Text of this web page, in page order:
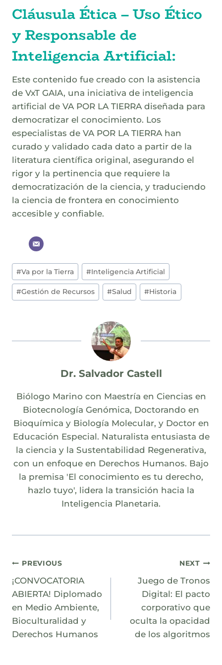
Cláusula Ética – Uso Ético
y Responsable de
Inteligencia Artificial:
Este contenido fue creado con la asistencia
de VxT GAIA, una iniciativa de inteligencia
artificial de VA POR LA TIERRA diseñada para
democratizar el conocimiento. Los
especialistas de VA POR LA TIERRA han
curado y validado cada dato a partir de la
literatura científica original, asegurando el
rigor y la pertinencia que requiere la
democratización de la ciencia, y traduciendo
la ciencia de frontera en conocimiento
accesible y confiable.
Post
Tags:
#Va por la Tierra #Inteligencia Artificial
#Gestión de Recursos #Salud #Historia
Dr. Salvador Castell
Biólogo Marino con Maestría en Ciencias en
Biotecnología Genómica, Doctorando en
Bioquímica y Biología Molecular, y Doctor en
Educación Especial. Naturalista entusiasta de
la ciencia y la Sustentabilidad Regenerativa,
con un enfoque en Derechos Humanos. Bajo
la premisa 'El conocimiento es tu derecho,
hazlo tuyo', lidera la transición hacia la
Inteligencia Planetaria.
Navegación
de
entradas
PREVIOUS
¡CONVOCATORIA
ABIERTA! Diplomado
en Medio Ambiente,
Bioculturalidad y
Derechos Humanos
NEXT
Juego de Tronos
Digital: El pacto
corporativo que
oculta la opacidad
de los algoritmos